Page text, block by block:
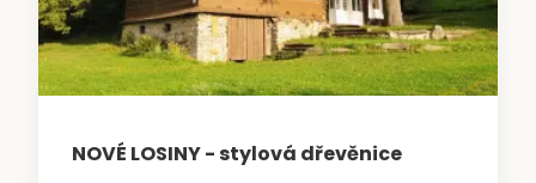
NOVÉ LOSINY - stylová dřevěnice